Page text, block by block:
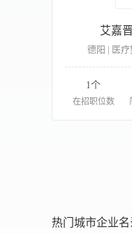
艾嘉
德阳 | 医
1个
在招职位数
热门城市企业名